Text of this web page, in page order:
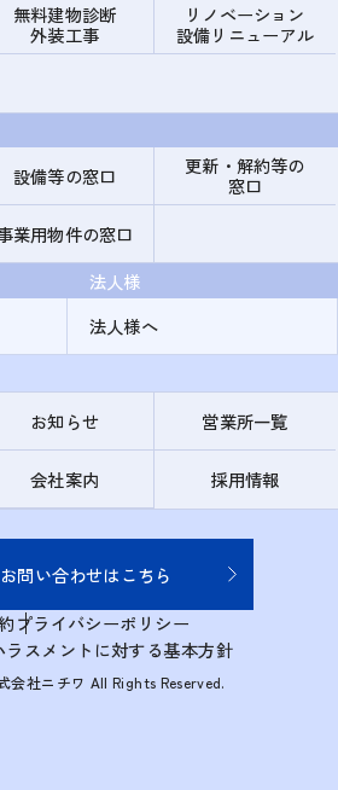
無料建物診断
外装工事
リノベーション
設備リニューアル
設備等の窓口
更新・解約等の
窓口
業用物件の窓口
法人様
法人様へ
お知らせ 営業所一覧
会社案内 採用情報
お問い合わせはこちら
プライバシーポリシー
ラスメントに対する基本方針
会社ニチワ All Rights Reserved.